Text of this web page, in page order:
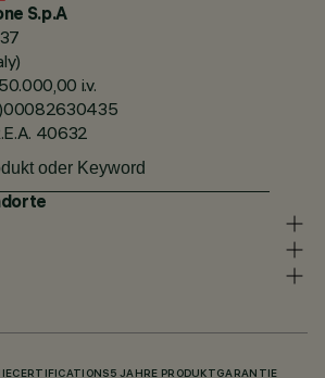
S.p.A
i.v.
40632
CERTIFICATIONS 5 JAHRE PRODUKTGARANTIE